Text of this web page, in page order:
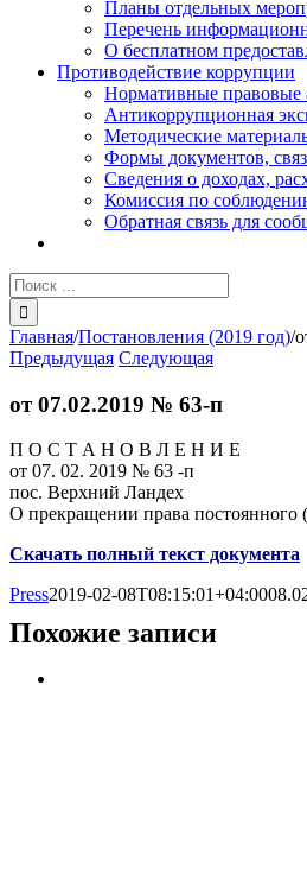
Планы отдельных
Перечень
О бесплатном
Противодействие коррупции
Нормативные правовые
Антикоррупционная
Методические
Формы документов,
Сведения о доходах,
Комиссия по
Обратная связь для
Результат
поиска:
Главная/Постановления (2019 год)/
Предыдущая Следующая
от 07.02.2019 № 63-п
П О С Т А Н О В Л Е Н И Е
от 07. 02. 2019 № 63 -п
пос. Верхний Ландех
О прекращении права постоянного
Скачать полный текст документа
Press2019-02-08T08:15:01+04:00
Похожие записи